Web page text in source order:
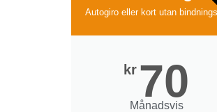
Autogiro eller kort utan
kr 70
Månadsvis